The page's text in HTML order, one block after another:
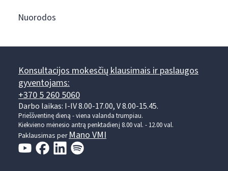
Nuorodos
Konsultacijos mokesčių klausimais ir paslaugos
gyventojams:
+370 5 260 5060
Darbo laikas: I-IV 8.00-17.00, V 8.00-15.45.
Prieššventinę dieną - viena valanda trumpiau.
Kiekvieno mėnesio antrą penktadienį 8.00 val. - 12.00 val.
Paklausimas per Mano VMI